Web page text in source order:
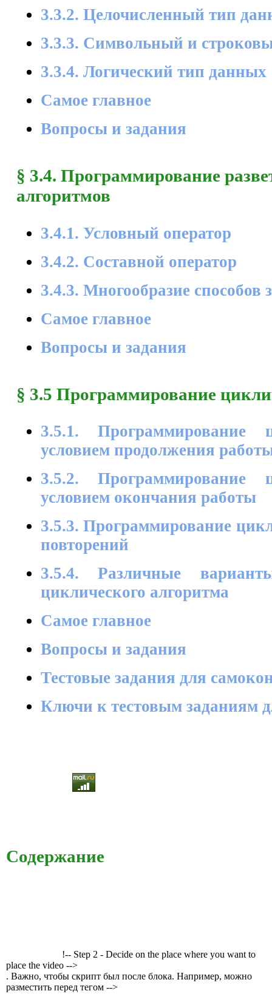
3.3.2. Целочисленный тип
3.3.3. Символьный и
3.3.4. Логический тип данных
Самое главное
Вопросы и задания
§ 3.4. Программирование
алгоритмов
3.4.1. Условный оператор
3.4.2. Составной оператор
3.4.3. Многообразие способов
Самое главное
Вопросы и задания
§ 3.5 Программирование
3.5.1.
условием продолжения
3.5.2.
условием окончания работы
3.5.3. Программирование
повторений
3.5.4. Различные
циклического алгоритма
Самое главное
Вопросы и задания
Тестовые задания для
Ключи к тестовым заданиям
Содержание
!-- Step 2 - Decide on the place where you want to
place the video -->
. Важно, чтобы скрипт был после блока. Например, можно
разместить перед тегом -->